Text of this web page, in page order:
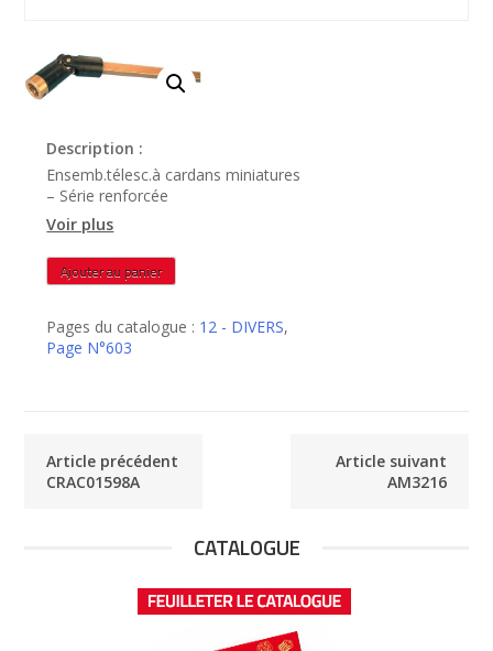
Description :
Ensemb.télesc.à cardans miniatures
– Série renforcée
Voir plus
quantité
de
Ajouter au panier
Pages du catalogue : 12 - DIVERS,
Page N°603
Article précédent
CRAC01598A
Article suivant
AM3216
CATALOGUE